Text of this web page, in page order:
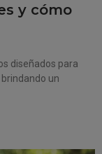
y cómo
diseñados para
un